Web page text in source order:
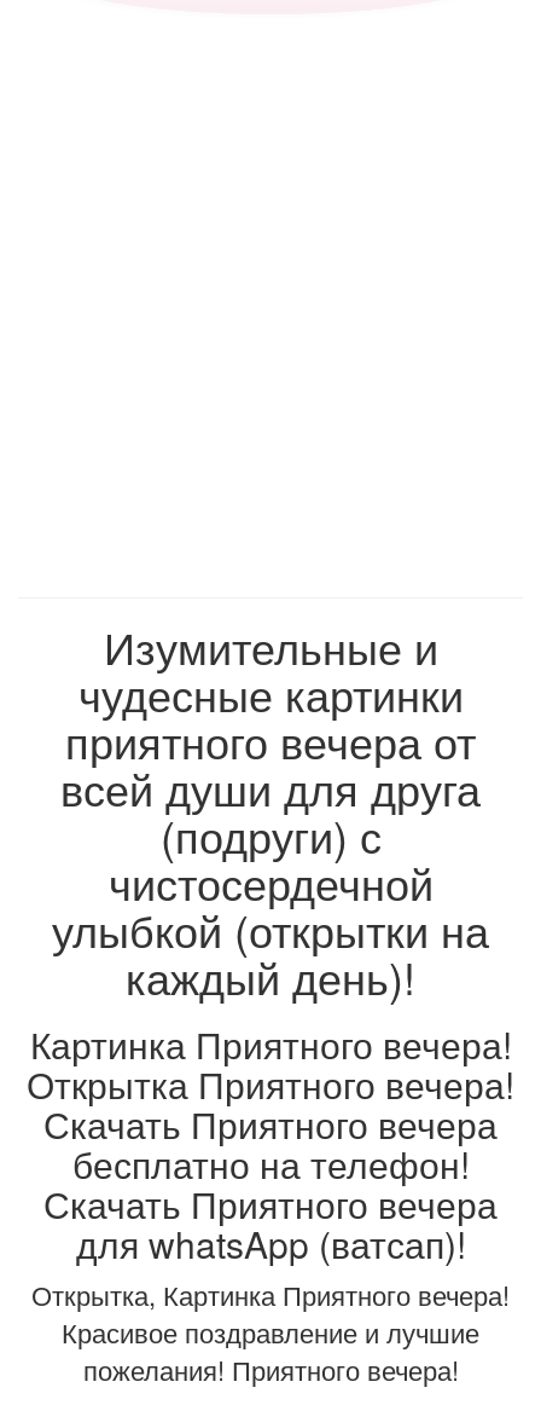
Изумительные и
чудесные картинки
приятного вечера от
всей души для друга
(подруги) с
чистосердечной
улыбкой (открытки на
каждый день)!
Картинка Приятного вечера!
Открытка Приятного вечера!
Скачать Приятного вечера
бесплатно на телефон!
Скачать Приятного вечера
для whatsApp (ватсап)!
Открытка, Картинка Приятного вечера!
Красивое поздравление и лучшие
пожелания! Приятного вечера!